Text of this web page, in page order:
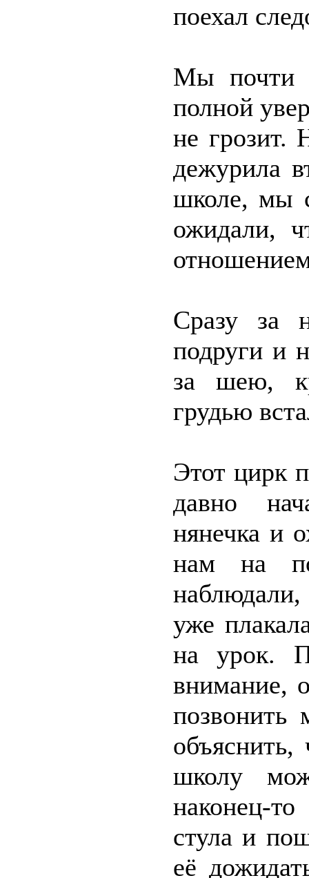
поехал
Мы почти
полной
не грозит.
дежурила
школе, мы
ожидали,
Сразу за
подруги и
за шею,
грудью
Этот цирк
давно
нянечка и
нам на
уже
на урок.
внимание,
позвонить
школу
наконец-
стула и
её